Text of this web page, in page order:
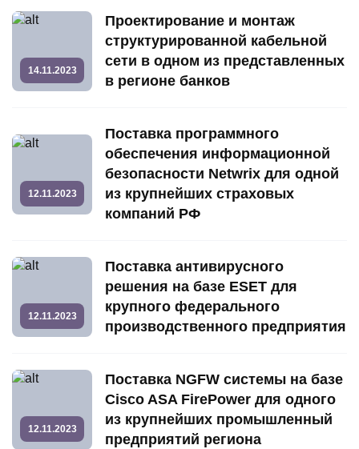
14.11.2023
Проектирование и монтаж
структурированной кабельной
сети в одном из представленных
в регионе банков
12.11.2023
Поставка программного
обеспечения информационной
безопасности Netwrix для одной
из крупнейших страховых
компаний РФ
12.11.2023
Поставка антивирусного
решения на базе ESET для
крупного федерального
производственного предприятия
12.11.2023
Поставка NGFW системы на базе
Cisco ASA FirePower для одного
из крупнейших промышленный
предприятий региона